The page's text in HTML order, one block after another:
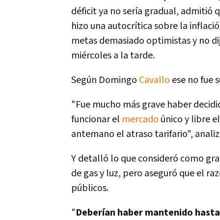
déficit ya no serí­a gradual, admitió
hizo una autocrí­tica sobre la
metas demasiado optimistas y no
miércoles a la tarde.
Según Domingo Cavallo ese no fue
"Fue mucho más grave haber
funcionar el mercado único y libre
antemano el atraso tarifario",
Y detalló lo que consideró como
de gas y luz, pero aseguró que el
públicos.
"Deberí­an haber mantenido